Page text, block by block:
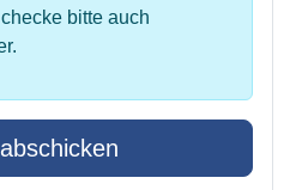
bitte auch